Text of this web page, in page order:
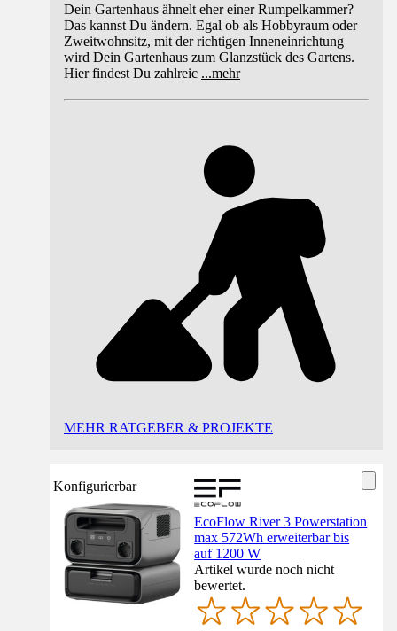
Dein Gartenhaus ähnelt eher einer Rumpelkammer?
Das kannst Du ändern. Egal ob als Hobbyraum oder
Zweitwohnsitz, mit der richtigen Inneneinrichtung
wird Dein Gartenhaus zum Glanzstück des Gartens.
Hier findest Du zahlreic ...mehr
MEHR RATGEBER & PROJEKTE
Konfigurierbar
EcoFlow River 3 Powerstation
max 572Wh erweiterbar bis
auf 1200 W
Artikel wurde noch nicht
bewertet.